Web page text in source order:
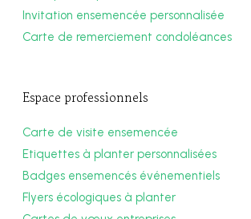
Invitation ensemencée personnalisée
Carte de remerciement condoléances
Espace professionnels
Carte de visite ensemencée
Etiquettes à planter personnalisées
Badges ensemencés événementiels
Flyers écologiques à planter